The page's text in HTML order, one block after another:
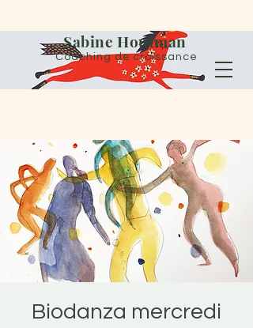
Sabine Houtman
Coaching de croissance
Biodanza mercredi